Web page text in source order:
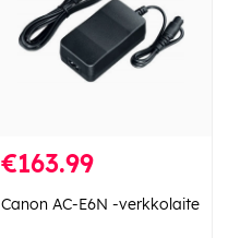
€163.99
Canon AC-E6N -verkkolaite